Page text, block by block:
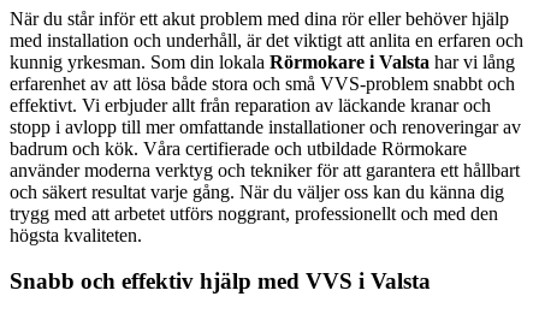
När du står inför ett akut problem med dina rör eller behöver hjälp
med installation och underhåll, är det viktigt att anlita en erfaren och
kunnig yrkesman. Som din lokala Rörmokare i Valsta har vi lång
erfarenhet av att lösa både stora och små VVS-problem snabbt och
effektivt. Vi erbjuder allt från reparation av läckande kranar och
stopp i avlopp till mer omfattande installationer och renoveringar av
badrum och kök. Våra certifierade och utbildade Rörmokare
använder moderna verktyg och tekniker för att garantera ett hållbart
och säkert resultat varje gång. När du väljer oss kan du känna dig
trygg med att arbetet utförs noggrant, professionellt och med den
högsta kvaliteten.
Snabb och effektiv hjälp med VVS i Valsta